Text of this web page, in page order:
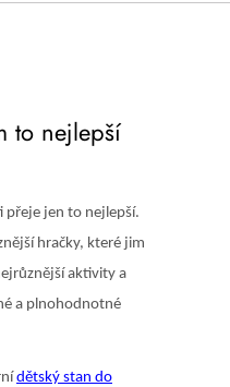
to nejlepší
přeje jen to nejlepší.
hračky, které jim
aktivity a
a plnohodnotné
dětský stan do